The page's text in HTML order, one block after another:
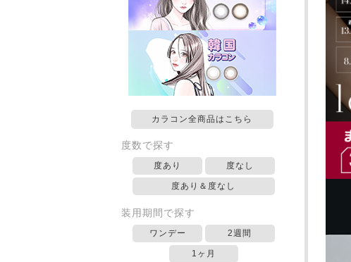
カラコン全商品はこちら
度数で探す
度あり 度なし
度あり＆度なし
装用期間で探す
ワンデー 2週間
1ヶ月